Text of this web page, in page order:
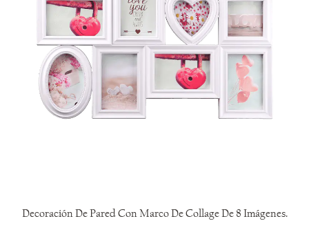
Decoración De Pared Con Marco De Collage De 8 Imágenes.